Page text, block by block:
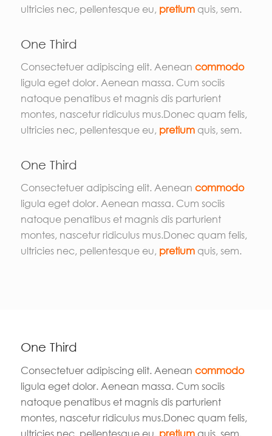
ultricies nec, pellentesque eu, pretiumquis, sem.
One Third
Consectetuer adipiscing elit. Aenean commodo
ligula eget dolor. Aenean massa. Cum sociis
natoque penatibus et magnis dis parturient
montes, nascetur ridiculus mus.Donec quam felis,
ultricies nec, pellentesque eu, pretiumquis, sem.
One Third
Consectetuer adipiscing elit. Aenean commodo
ligula eget dolor. Aenean massa. Cum sociis
natoque penatibus et magnis dis parturient
montes, nascetur ridiculus mus.Donec quam felis,
ultricies nec, pellentesque eu, pretiumquis, sem.
One Third
Consectetuer adipiscing elit. Aenean commodo
ligula eget dolor. Aenean massa. Cum sociis
natoque penatibus et magnis dis parturient
montes, nascetur ridiculus mus.Donec quam felis,
ultricies nec, pellentesque eu, pretiumquis, sem.